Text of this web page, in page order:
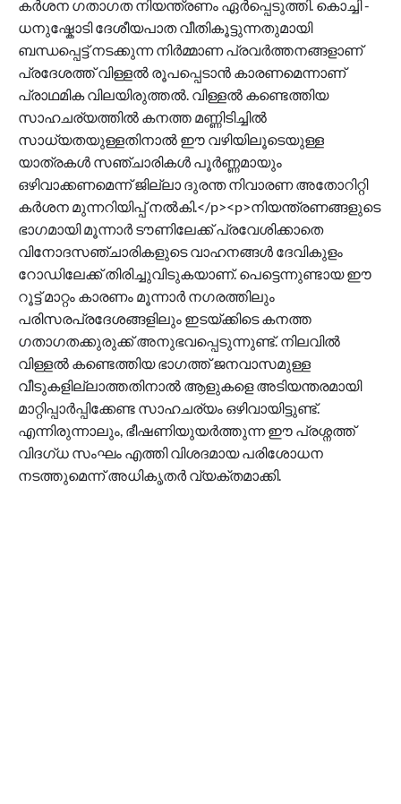
കർശന ഗതാഗത നിയന്ത്രണം ഏർപ്പെടുത്തി. കൊച്ചി -
ധനുഷ്കോടി ദേശീയപാത വീതികൂട്ടുന്നതുമായി
ബന്ധപ്പെട്ട് നടക്കുന്ന നിർമ്മാണ പ്രവർത്തനങ്ങളാണ്
പ്രദേശത്ത് വിള്ളൽ രൂപപ്പെടാൻ കാരണമെന്നാണ്
പ്രാഥമിക വിലയിരുത്തൽ. വിള്ളൽ കണ്ടെത്തിയ
സാഹചര്യത്തിൽ കനത്ത മണ്ണിടിച്ചിൽ
സാധ്യതയുള്ളതിനാൽ ഈ വഴിയിലൂടെയുള്ള
യാത്രകൾ സഞ്ചാരികൾ പൂർണ്ണമായും
ഒഴിവാക്കണമെന്ന് ജില്ലാ ദുരന്ത നിവാരണ അതോറിറ്റി
കർശന മുന്നറിയിപ്പ് നൽകി.</p><p>നിയന്ത്രണങ്ങളുടെ
ഭാഗമായി മൂന്നാർ ടൗണിലേക്ക് പ്രവേശിക്കാതെ
വിനോദസഞ്ചാരികളുടെ വാഹനങ്ങൾ ദേവികുളം
റോഡിലേക്ക് തിരിച്ചുവിടുകയാണ്. പെട്ടെന്നുണ്ടായ ഈ
റൂട്ട് മാറ്റം കാരണം മൂന്നാർ നഗരത്തിലും
പരിസരപ്രദേശങ്ങളിലും ഇടയ്ക്കിടെ കനത്ത
ഗതാഗതക്കുരുക്ക് അനുഭവപ്പെടുന്നുണ്ട്. നിലവിൽ
വിള്ളൽ കണ്ടെത്തിയ ഭാഗത്ത് ജനവാസമുള്ള
വീടുകളില്ലാത്തതിനാൽ ആളുകളെ അടിയന്തരമായി
മാറ്റിപ്പാർപ്പിക്കേണ്ട സാഹചര്യം ഒഴിവായിട്ടുണ്ട്.
എന്നിരുന്നാലും, ഭീഷണിയുയർത്തുന്ന ഈ പ്രശ്നത്ത്
വിദഗ്ധ സംഘം എത്തി വിശദമായ പരിശോധന
നടത്തുമെന്ന് അധികൃതർ വ്യക്തമാക്കി.